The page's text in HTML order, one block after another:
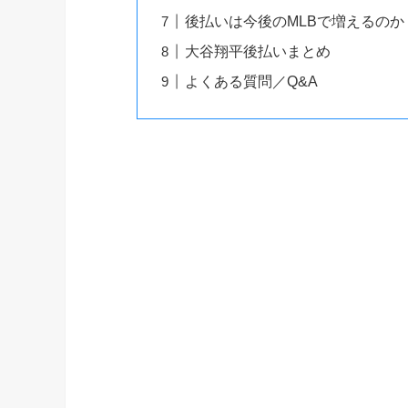
後払いは今後のMLBで増えるのか
大谷翔平後払いまとめ
よくある質問／Q&A